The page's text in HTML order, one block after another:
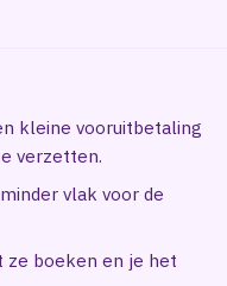
kleine vooruitbetaling
verzetten.
vlak voor de
boeken en je het